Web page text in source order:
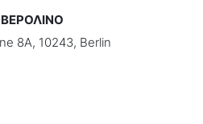
8A, 10243, Berlin